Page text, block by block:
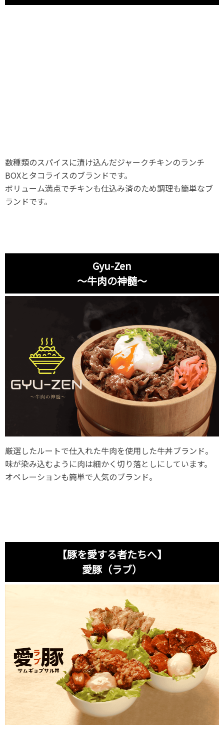
数種類のスパイスに漬け込んだジャークチキンのランチ
BOXとタコライスのブランドです。
ボリューム満点でチキンも仕込み済のため調理も簡単なブ
ランドです。
Gyu-Zen
～牛肉の神髄～
厳選したルートで仕入れた牛肉を使用した牛丼ブランド。
味が染み込むように肉は細かく切り落としにしています。
オペレーションも簡単で人気のブランド。
【豚を愛する者たちへ】
愛豚（ラブ）